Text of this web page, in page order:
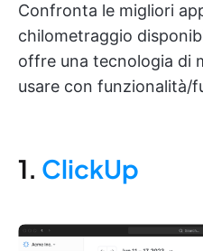
Confronta le migliori
chilometraggio
offre una tecnologia di
usare con funzionalità/
1. ClickUp